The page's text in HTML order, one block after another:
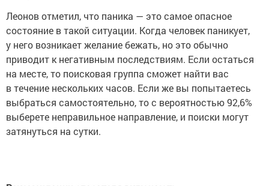
Леонов отметил, что паника — это самое опасное
состояние в такой ситуации. Когда человек паникует,
у него возникает желание бежать, но это обычно
приводит к негативным последствиям. Если остаться
на месте, то поисковая группа сможет найти вас
в течение нескольких часов. Если же вы попытаетесь
выбраться самостоятельно, то с вероятностью 92,6%
выберете неправильное направление, и поиски могут
затянуться на сутки.